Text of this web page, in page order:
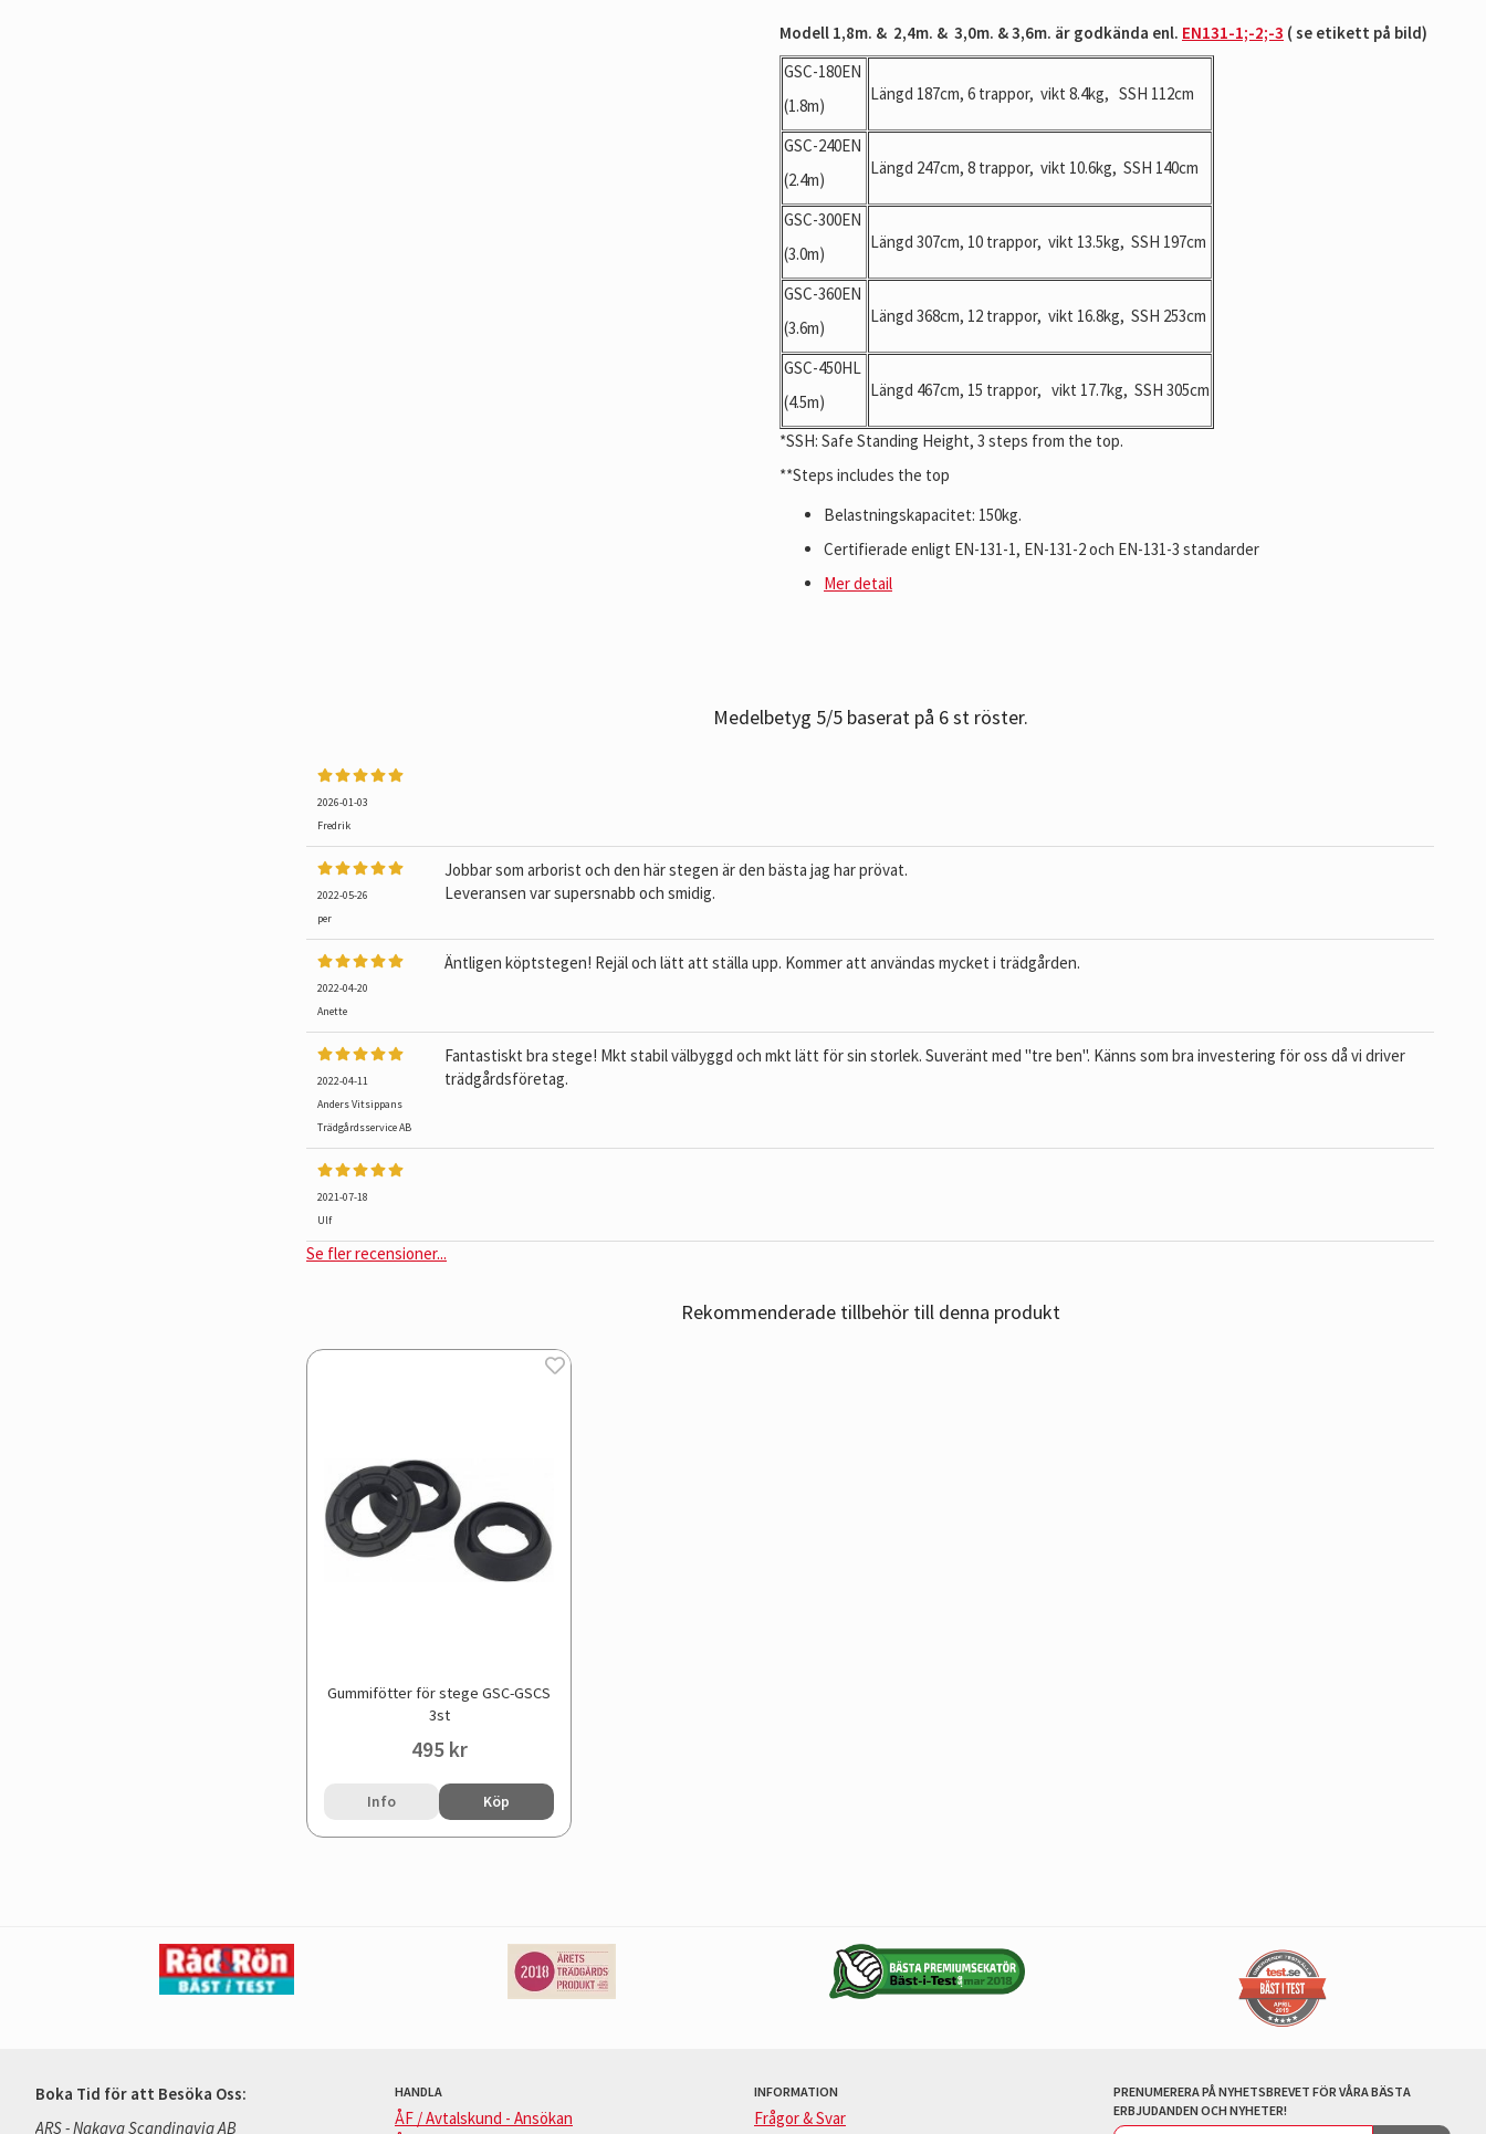
Modell 1,8m. & 2,4m. & 3,0m. & 3,6m. är godkända enl. EN131-1;-2;-3 ( se etikett på bild)
GSC-180EN
(1.8m)
Längd 187cm, 6 trappor, vikt 8.4kg, SSH 112cm
GSC-240EN
(2.4m)
Längd 247cm, 8 trappor, vikt 10.6kg, SSH 140cm
GSC-300EN
(3.0m)
Längd 307cm, 10 trappor, vikt 13.5kg, SSH 197cm
GSC-360EN
(3.6m)
Längd 368cm, 12 trappor, vikt 16.8kg, SSH 253cm
GSC-450HL
(4.5m)
Längd 467cm, 15 trappor, vikt 17.7kg, SSH 305cm
*SSH: Safe Standing Height, 3 steps from the top.
**Steps includes the top
Belastningskapacitet: 150kg.
Certifierade enligt EN-131-1, EN-131-2 och EN-131-3 standarder
Mer detail
Medelbetyg 5/5 baserat på 6st röster.
2026-01-03
Fredrik
2022-05-26
per
Jobbar som arborist och den här stegen är den bästa jag har prövat.
Leveransen var supersnabb och smidig.
2022-04-20
Anette
Äntligen köptstegen! Rejäl och lätt att ställa upp. Kommer att användas mycket i trädgården.
2022-04-11
Anders Vitsippans
Trädgårdsservice AB
Fantastiskt bra stege! Mkt stabil välbyggd och mkt lätt för sin storlek. Suveränt med "tre ben". Känns som bra investering för oss då vi driver
trädgårdsföretag.
2021-07-18
Ulf
Se fler recensioner...
Rekommenderade tillbehör till denna produkt
Gummifötter för stege GSC-GSCS
3st
495 kr
Info Köp
Boka Tid för att Besöka Oss:
ARS - Nakaya Scandinavia AB
HANDLA
ÅF / Avtalskund - Ansökan
INFORMATION
Frågor & Svar
PRENUMERERA PÅ NYHETSBREVET FÖR VÅRA BÄSTA
ERBJUDANDEN OCH NYHETER!